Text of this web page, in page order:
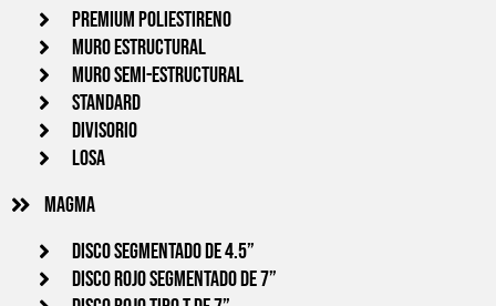
PREMIUM POLIESTIRENO
MURO ESTRUCTURAL
MURO SEMI-ESTRUCTURAL
STANDARD
DIVISORIO
LOSA
Magma
Disco segmentado de 4.5”
Disco Rojo segmentado de 7”